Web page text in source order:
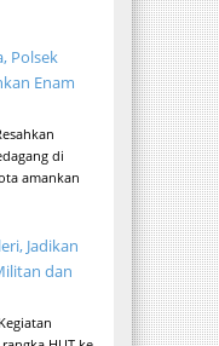
Polsek
Enam
di
amankan
Jadikan
dan